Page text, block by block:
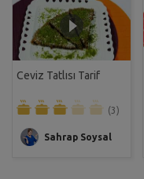
Ceviz Tatlısı Tarif
(3)
Sahrap Soysal